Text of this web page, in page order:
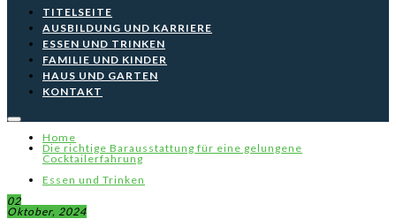
TITELSEITE
AUSBILDUNG UND KARRIERE
ESSEN UND TRINKEN
FAMILIE UND KINDER
HAUS UND GARTEN
KONTAKT
Home
Die richtige Barausstattung für eine gelungene
Cocktailerfahrung
Essen und Trinken
02
Oktober, 2024